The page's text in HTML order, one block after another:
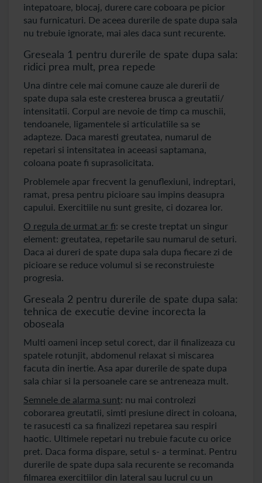
intepatoare, blocaj, durere care coboara pe picior
sau furnicaturi. De aceea durerile de spate dupa sala
nu trebuie ignorate, mai ales daca sunt recurente.
Greseala 1 pentru durerile de spate dupa sala:
ridici prea mult, prea repede
Una dintre cele mai comune cauze ale durerii de
spate dupa sala este cresterea brusca a greutatii/
intensitatii. Corpul are nevoie de timp ca muschii,
tendoanele, ligamentele si articulatiile sa se
adapteze. Daca maresti greutatea, numarul de
repetari si intensitatea in aceeasi saptamana,
coloana poate fi suprasolicitata.
Problemele apar frecvent la genuflexiuni, indreptari,
ramat, presa pentru picioare sau impins deasupra
capului. Exercitiile nu sunt gresite, ci dozarea lor.
O regula de urmat ar fi: se creste treptat un singur
element: greutatea, repetarile sau numarul de seturi.
Daca ai dureri de spate dupa sala dupa fiecare zi de
picioare se reduce volumul si se reconstruieste
progresia.
Greseala 2 pentru durerile de spate dupa sala:
tehnica de executie devine incorecta la
oboseala
Multi oameni incep setul corect, dar il finalizeaza cu
spatele rotunjit, abdomenul relaxat si miscarea
facuta din inertie. Asa apar durerile de spate dupa
sala chiar si la persoanele care se antreneaza mult.
Semnele de alarma sunt: nu mai controlezi
coborarea greutatii, simti presiune direct in coloana,
te rasucesti ca sa finalizezi repetarea sau respiri
haotic. Ultimele repetari nu trebuie facute cu orice
pret. Daca forma dispare, setul s- a terminat. Pentru
durerile de spate dupa sala recurente se recomanda
filmarea exercitiilor din lateral sau lucrul cu un